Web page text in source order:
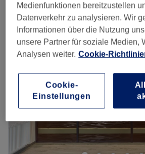
2 Salons die anbieten:
gel pediküre in der Nähe von Reichshof,
Medienfunktionen bereitzustellen
Datenverkehr zu analysieren. Wir
Informationen über die Nutzung
unsere Partner für soziale Medien,
Analysen weiter. Cookie-
Cookie-
Einstellungen